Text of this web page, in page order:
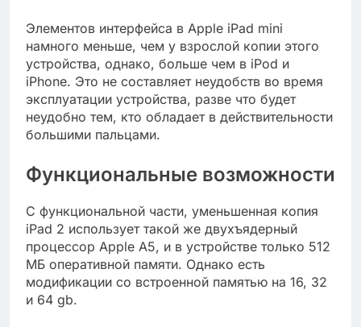
Элементов интерфейса в Apple iPad mini
намного меньше, чем у взрослой копии этого
устройства, однако, больше чем в iPod и
iPhone. Это не составляет неудобств во время
эксплуатации устройства, разве что будет
неудобно тем, кто обладает в действительности
большими пальцами.
Функциональные возможности
С функциональной части, уменьшенная копия
iPad 2 использует такой же двухъядерный
процессор Apple A5, и в устройстве только 512
МБ оперативной памяти. Однако есть
модификации со встроенной памятью на 16, 32
и 64 gb.